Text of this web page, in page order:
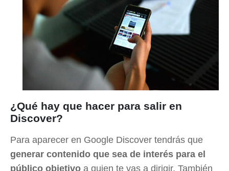
¿Qué hay que hacer para salir en
Discover?
Para aparecer en Google Discover tendrás que
generar contenido que sea de interés para el
público objetivo a quien te vas a dirigir. También